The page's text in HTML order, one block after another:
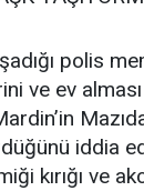
polis
ve ev
iddia
kırığı ve